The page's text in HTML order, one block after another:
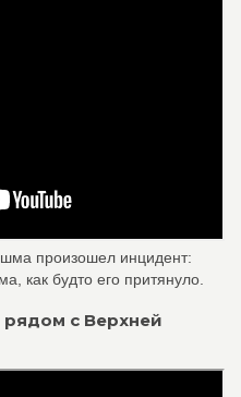
произошел инцидент:
как будто его притянуло.
с Верхней